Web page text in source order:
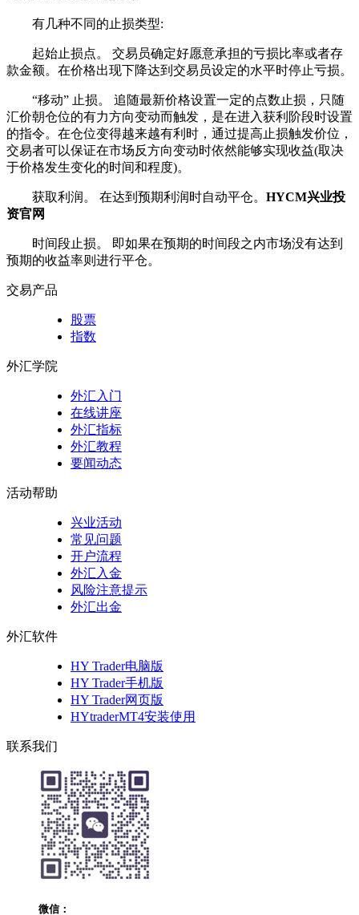
有几种不同的止损类型:
起始止损点。 交易员确定好愿意承担的亏损比率或者存
款金额。在价格出现下降达到交易员设定的水平时停止亏损。
“移动” 止损。 追随最新价格设置一定的点数止损，只随
汇价朝仓位的有力方向变动而触发，是在进入获利阶段时设置
的指令。在仓位变得越来越有利时，通过提高止损触发价位，
交易者可以保证在市场反方向变动时依然能够实现收益(取决
于价格发生变化的时间和程度)。
获取利润。 在达到预期利润时自动平仓。 HYCM兴业投
资官网
时间段止损。 即如果在预期的时间段之内市场没有达到
预期的收益率则进行平仓。
交易产品
股票
指数
外汇学院
外汇入门
在线讲座
外汇指标
外汇教程
要闻动态
活动帮助
兴业活动
常见问题
开户流程
外汇入金
风险注意提示
外汇出金
外汇软件
HY Trader电脑版
HY Trader手机版
HY Trader网页版
HYtraderMT4安装使用
联系我们
微信：